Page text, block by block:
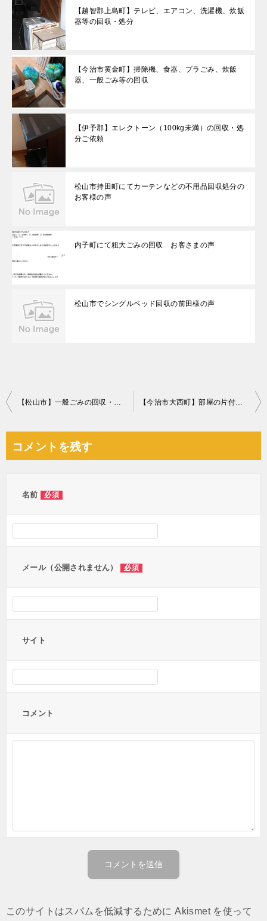
【越智郡上島町】テレビ、エアコン、洗濯機、炊飯
器等の回収・処分
【今治市黄金町】掃除機、食器、プラごみ、炊飯
器、一般ごみ等の回収
【伊予郡】エレクトーン（100kg未満）の回収・処
分ご依頼
松山市持田町にてカーテンなどの不用品回収処分の
お客様の声
内子町にて粗大ごみの回収 お客さまの声
松山市でシングルベッド回収の前田様の声
投
ビ
【松山市】一般ごみの回収・処分ご依頼 お客様の声 【今治市大西町】部屋の片付け作業ご依頼 お客様の声
コメントを残す
名前 必須
メール（公開されません） 必須
サイト
コメント
このサイトはスパムを低減するために Akismet を使って